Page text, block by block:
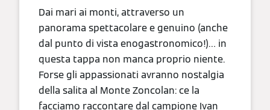
Dai mari ai monti, attraverso un
panorama spettacolare e genuino (anche
dal punto di vista enogastronomico!)… in
questa tappa non manca proprio niente.
Forse gli appassionati avranno nostalgia
della salita al Monte Zoncolan: ce la
facciamo raccontare dal campione Ivan